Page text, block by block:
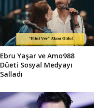
Ebru Yaşar ve Amo988
Düeti Sosyal Medyayı
Salladı